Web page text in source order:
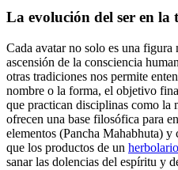
La evolución del ser en
Cada avatar no solo es una
ascensión de la consciencia
otras tradiciones nos permite
nombre o la forma, el objetivo
que practican disciplinas como la
ofrecen una base filosófica para
elementos (Pancha Mahabhuta)
que los productos de un
sanar las dolencias del espíritu y